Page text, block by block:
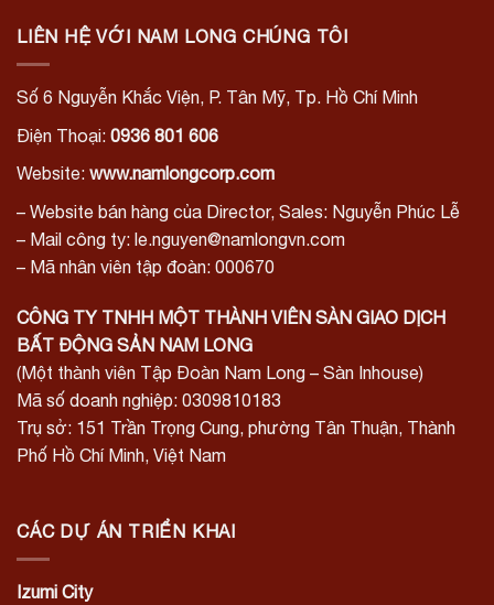
LIÊN HỆ VỚI NAM LONG CHÚNG TÔI
Số 6 Nguyễn Khắc Viện, P. Tân Mỹ, Tp. Hồ Chí Minh
Điện Thoại: 0936 801 606
Website: www.namlongcorp.com
– Website bán hàng của Director, Sales: Nguyễn Phúc Lễ
– Mail công ty: le.nguyen@namlongvn.com
– Mã nhân viên tập đoàn: 000670
CÔNG TY TNHH MỘT THÀNH VIÊN SÀN GIAO DỊCH
BẤT ĐỘNG SẢN NAM LONG
(Một thành viên Tập Đoàn Nam Long – Sàn Inhouse)
Mã số doanh nghiệp: 0309810183
Trụ sở: 151 Trần Trọng Cung, phường Tân Thuận, Thành
Phố Hồ Chí Minh, Việt Nam
CÁC DỰ ÁN TRIỂN KHAI
Izumi City